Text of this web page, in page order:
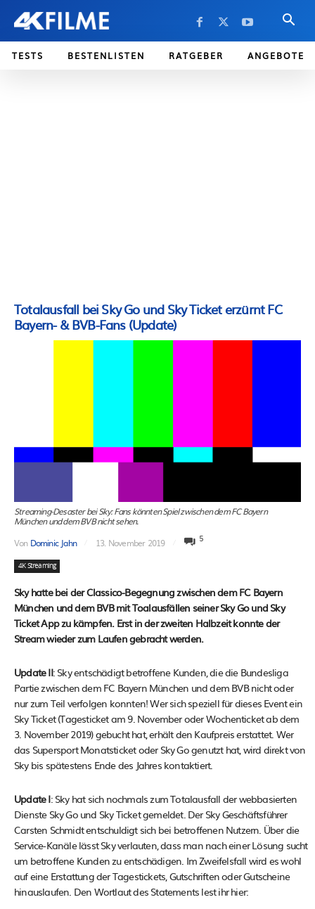
TESTS BESTENLISTEN RATGEBER ANGEBOTE
Totalausfall bei Sky Go und Sky Ticket erzürnt FC
Bayern- & BVB-Fans (Update)
Streaming-Desaster bei Sky: Fans könnten Spiel zwischen dem FC Bayern
München und dem BVB nicht sehen.
Von Dominic Jahn 13. November 2019 5
4K Streaming
Sky hatte bei der Classico-Begegnung zwischen dem FC Bayern
München und dem BVB mit Toalausfällen seiner Sky Go und Sky
Ticket App zu kämpfen. Erst in der zweiten Halbzeit konnte der
Stream wieder zum Laufen gebracht werden.
Update II: Sky entschädigt betroffene Kunden, die die Bundesliga
Partie zwischen dem FC Bayern München und dem BVB nicht oder
nur zum Teil verfolgen konnten! Wer sich speziell für dieses Event ein
Sky Ticket (Tagesticket am 9. November oder Wochenticket ab dem
3. November 2019) gebucht hat, erhält den Kaufpreis erstattet. Wer
das Supersport Monatsticket oder Sky Go genutzt hat, wird direkt von
Sky bis spätestens Ende des Jahres kontaktiert.
Update I: Sky hat sich nochmals zum Totalausfall der webbasierten
Dienste Sky Go und Sky Ticket gemeldet. Der Sky Geschäftsführer
Carsten Schmidt entschuldigt sich bei betroffenen Nutzern. Über die
Service-Kanäle lässt Sky verlauten, dass man nach einer Lösung sucht
um betroffene Kunden zu entschädigen. Im Zweifelsfall wird es wohl
auf eine Erstattung der Tagestickets, Gutschriften oder Gutscheine
hinauslaufen. Den Wortlaut des Statements lest ihr hier: